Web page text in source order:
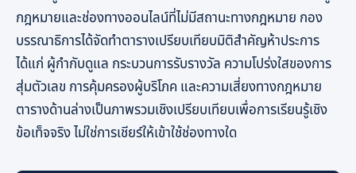
กฎหมายและช่องทางออนไลน์ที่ไม่มีสถานะทางกฎหมาย กอง
บรรณาธิการได้จัดทำตารางเปรียบเทียบมิติสำคัญห้าประการ
ได้แก่ ผู้กำกับดูแล กระบวนการรับรางวัล ความโปร่งใสของการ
สุ่มตัวเลข การคุ้มครองผู้บริโภค และความเสี่ยงทางกฎหมาย
ตารางด้านล่างเป็นภาพรวมเชิงเปรียบเทียบเพื่อการเรียนรู้เชิง
ข้อเท็จจริง ไม่ใช่การเชียร์ให้เข้าใช้ช่องทางใด